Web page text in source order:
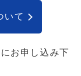
いて
お申し込み下